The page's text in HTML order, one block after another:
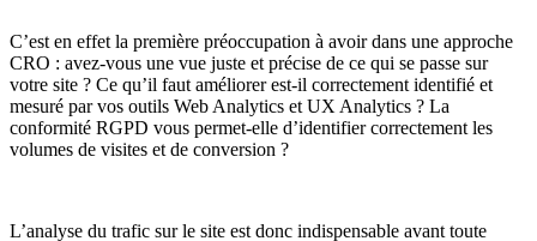
C’est en effet la première préoccupation à avoir dans une approche
CRO : avez-vous une vue juste et précise de ce qui se passe sur
votre site ? Ce qu’il faut améliorer est-il correctement identifié et
mesuré par vos outils Web Analytics et UX Analytics ? La
conformité RGPD vous permet-elle d’identifier correctement les
volumes de visites et de conversion ?
L’analyse du trafic sur le site est donc indispensable avant toute